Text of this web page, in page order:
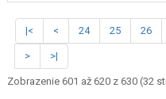
|< < 24 25 26
> >|
Zobrazenie 601 až 620 z 630 (32